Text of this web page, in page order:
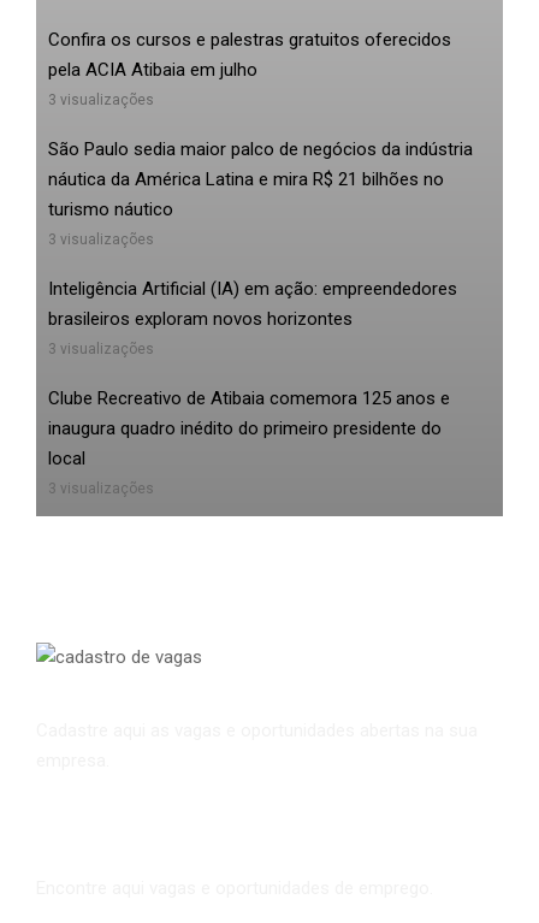
Confira os cursos e palestras gratuitos oferecidos
pela ACIA Atibaia em julho
3 visualizações
São Paulo sedia maior palco de negócios da indústria
náutica da América Latina e mira R$ 21 bilhões no
turismo náutico
3 visualizações
Inteligência Artificial (IA) em ação: empreendedores
brasileiros exploram novos horizontes
3 visualizações
Clube Recreativo de Atibaia comemora 125 anos e
inaugura quadro inédito do primeiro presidente do
local
3 visualizações